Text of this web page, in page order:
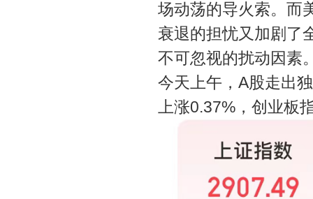
场动荡的导火索。而
衰退的担忧又加剧了
不可忽视的扰动因素
今天上午，A股走出
上涨0.37%，创业板